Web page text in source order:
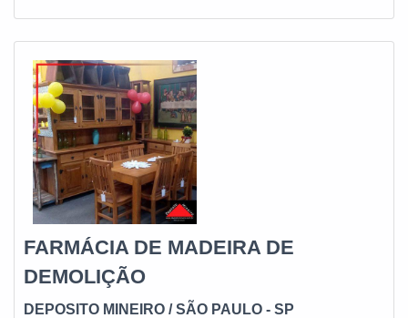
FARMÁCIA DE MADEIRA DE
DEMOLIÇÃO
DEPOSITO MINEIRO / SÃO PAULO - SP